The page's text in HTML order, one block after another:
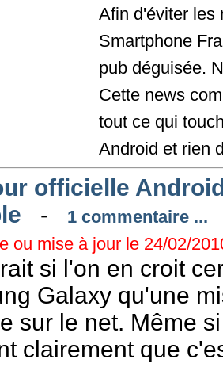
Afin d'éviter les
Smartphone
pub déguisée.
Cette news
tout ce qui
Android et rien
officielle
-
1 commentaire ...
ou mise à jour le 24/02/
si l'on en croit
Galaxy qu'une
sur le net. Même
clairement que